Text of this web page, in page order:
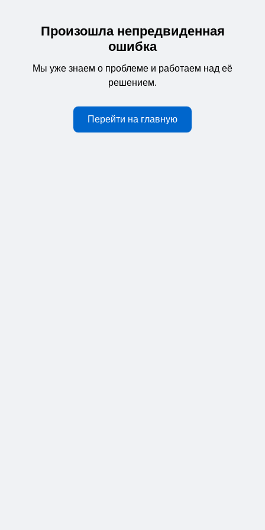
Произошла непредвиденная
ошибка
Мы уже знаем о проблеме и работаем над её
решением.
Перейти на главную